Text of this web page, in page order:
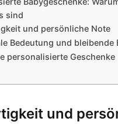
sind
und persönliche Note
Bedeutung und bleibende
personalisierte Geschenke
und